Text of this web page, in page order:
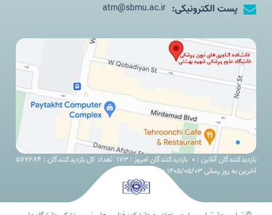
پست الکترونیکی: atm@sbmu.ac.ir
بازدیدکنندگان آنلاین : 0 بازدیدکنندگان امروز : 173
تعداد کل بازدیدکنندگان : 577284
آخرین به روز رسانی 1405/05/03 11:30